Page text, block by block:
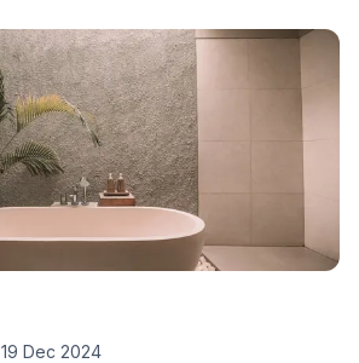
19 Dec 2024